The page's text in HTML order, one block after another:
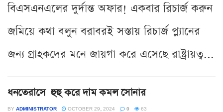
বিএসএনএলের দুর্দান্ত অফার! একবার রিচার্জ করুন
জমিয়ে কথা বলুন বরাবরই সস্তায় রিচার্জ প্ল্যানের
জন্য গ্রাহকদের মনে জায়গা করে এসেছে রাষ্ট্রায়ত্ব...
ধনতেরাসে হুহু করে দাম কমল সোনার
BY ADMINISTRATOR OCTOBER 29, 2024 0 63